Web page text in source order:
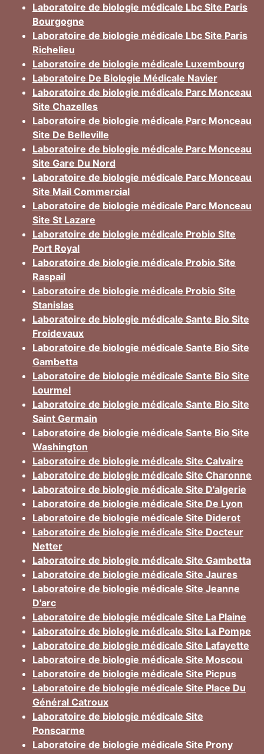
Laboratoire de biologie médicale Lbc Site Paris
Bourgogne
Laboratoire de biologie médicale Lbc Site Paris
Richelieu
Laboratoire de biologie médicale Luxembourg
Laboratoire De Biologie Médicale Navier
Laboratoire de biologie médicale Parc Monceau
Site Chazelles
Laboratoire de biologie médicale Parc Monceau
Site De Belleville
Laboratoire de biologie médicale Parc Monceau
Site Gare Du Nord
Laboratoire de biologie médicale Parc Monceau
Site Mail Commercial
Laboratoire de biologie médicale Parc Monceau
Site St Lazare
Laboratoire de biologie médicale Probio Site
Port Royal
Laboratoire de biologie médicale Probio Site
Raspail
Laboratoire de biologie médicale Probio Site
Stanislas
Laboratoire de biologie médicale Sante Bio Site
Froidevaux
Laboratoire de biologie médicale Sante Bio Site
Gambetta
Laboratoire de biologie médicale Sante Bio Site
Lourmel
Laboratoire de biologie médicale Sante Bio Site
Saint Germain
Laboratoire de biologie médicale Sante Bio Site
Washington
Laboratoire de biologie médicale Site Calvaire
Laboratoire de biologie médicale Site Charonne
Laboratoire de biologie médicale Site D'algerie
Laboratoire de biologie médicale Site De Lyon
Laboratoire de biologie médicale Site Diderot
Laboratoire de biologie médicale Site Docteur
Netter
Laboratoire de biologie médicale Site Gambetta
Laboratoire de biologie médicale Site Jaures
Laboratoire de biologie médicale Site Jeanne
D'arc
Laboratoire de biologie médicale Site La Plaine
Laboratoire de biologie médicale Site La Pompe
Laboratoire de biologie médicale Site Lafayette
Laboratoire de biologie médicale Site Moscou
Laboratoire de biologie médicale Site Picpus
Laboratoire de biologie médicale Site Place Du
Général Catroux
Laboratoire de biologie médicale Site
Ponscarme
Laboratoire de biologie médicale Site Prony